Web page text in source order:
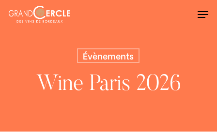
Évènements
Wine Paris 2026